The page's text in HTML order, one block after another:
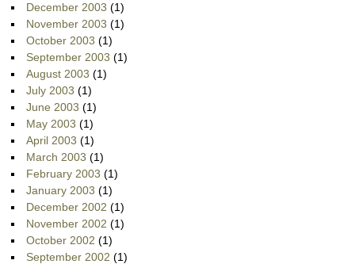
December 2003 (1)
November 2003 (1)
October 2003 (1)
September 2003 (1)
August 2003 (1)
July 2003 (1)
June 2003 (1)
May 2003 (1)
April 2003 (1)
March 2003 (1)
February 2003 (1)
January 2003 (1)
December 2002 (1)
November 2002 (1)
October 2002 (1)
September 2002 (1)